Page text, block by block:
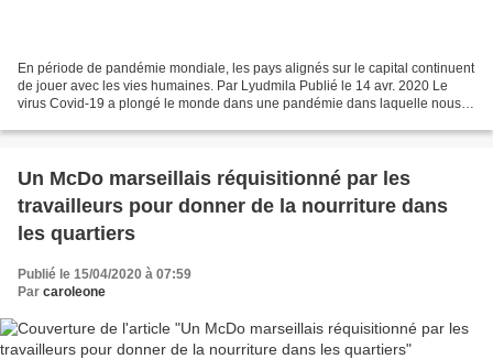
En période de pandémie mondiale, les pays alignés sur le capital continuent
de jouer avec les vies humaines. Par Lyudmila Publié le 14 avr. 2020 Le
virus Covid-19 a plongé le monde dans une pandémie dans laquelle nous
Un McDo marseillais réquisitionné par les
travailleurs pour donner de la nourriture dans
les quartiers
Publié le 15/04/2020 à 07:59
Par caroleone